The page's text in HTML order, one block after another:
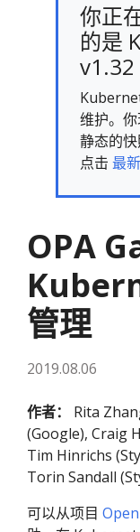
你正
的是
v1.32
维护。
静态的
点击 最
OPA
管理
2019.08.06
作者：
Rita
(Google), Craig
Tim Hinrichs
Torin Sandall
可以从项目